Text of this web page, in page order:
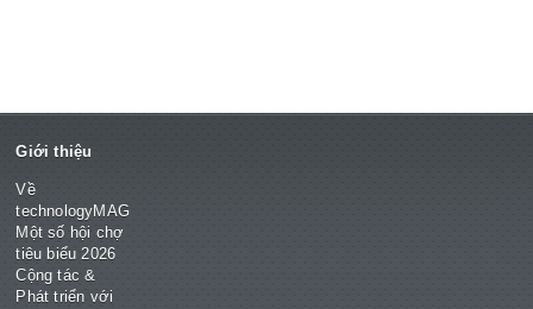
Giới thiệu
Về
technologyMAG
Một số hội chợ
tiêu biểu 2026
Cộng tác &
Phát triển với